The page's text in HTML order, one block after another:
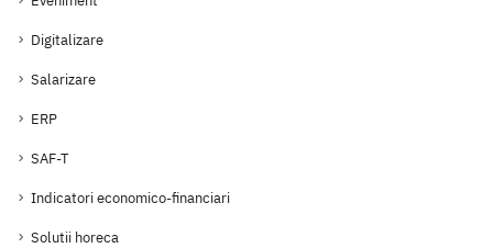
Digitalizare
Salarizare
ERP
SAF-T
Indicatori economico-financiari
Solutii horeca